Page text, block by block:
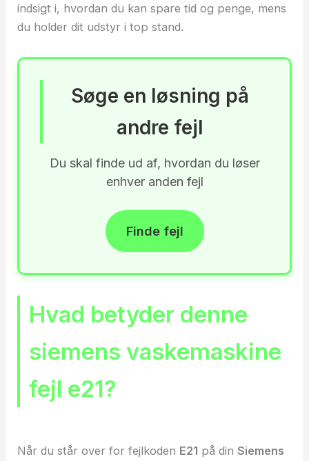
indsigt i, hvordan du kan spare tid og penge, mens
du holder dit udstyr i top stand.
Søge en løsning på
andre fejl
Du skal finde ud af, hvordan du løser
enhver anden fejl
Finde fejl
Hvad betyder denne
siemens vaskemaskine
fejl e21?
Når du står over for fejlkoden E21 på dinSiemens